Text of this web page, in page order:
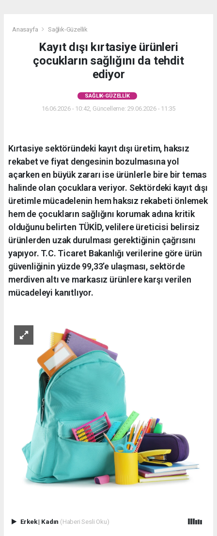
Anasayfa Sağlık-Güzellik
Kayıt dışı kırtasiye ürünleri
çocukların sağlığını da tehdit
ediyor
SAĞLIK-GÜZELLIK
16.06.2026 - 10:42, Güncelleme: 29.06.2026 - 11:35
Kırtasiye sektöründeki kayıt dışı üretim, haksız
rekabet ve fiyat dengesinin bozulmasına yol
açarken en büyük zararı ise ürünlerle bire bir temas
halinde olan çocuklara veriyor. Sektördeki kayıt dışı
üretimle mücadelenin hem haksız rekabeti önlemek
hem de çocukların sağlığını korumak adına kritik
olduğunu belirten TÜKİD, velilere üreticisi belirsiz
ürünlerden uzak durulması gerektiğinin çağrısını
yapıyor. T.C. Ticaret Bakanlığı verilerine göre ürün
güvenliğinin yüzde 99,33’e ulaşması, sektörde
merdiven altı ve markasız ürünlere karşı verilen
mücadeleyi kanıtlıyor.
Erkek| Kadın (Haberi Sesli Oku)